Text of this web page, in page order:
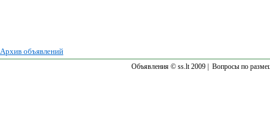
Архив объявлений
Объявления © ss.lt 2009 | Вопросы по